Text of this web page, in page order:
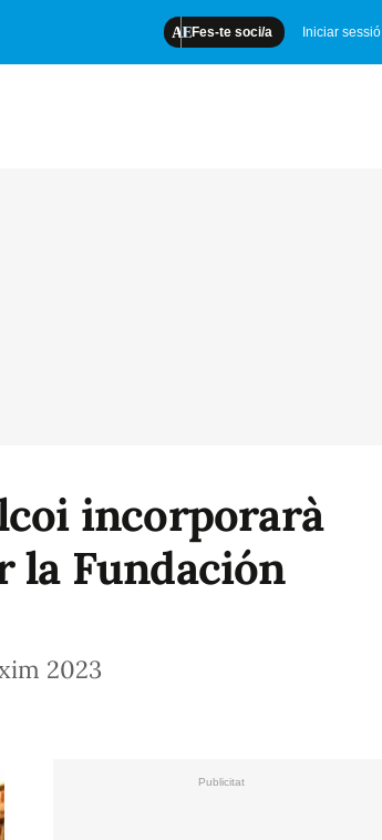
Fes-te soci/a Iniciar sessió
incorporarà
la Fundación
2023